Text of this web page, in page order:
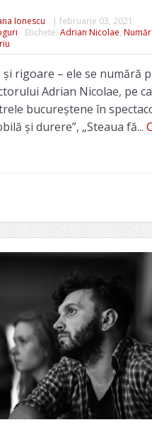
Ionescu | februarie 03, 2021
Etichete: Adrian Nicolae,
și rigoare – ele se numără
Adrian Nicolae, pe
bucureștene în
și durere”, „Steaua fă...